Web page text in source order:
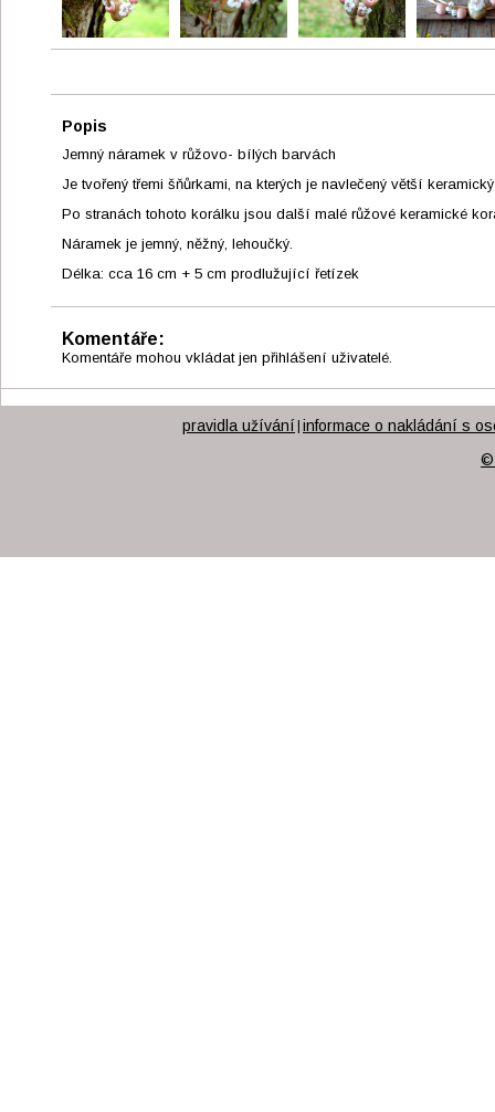
Popis
Jemný náramek v růžovo- bílých barvách
Je tvořený třemi šňůrkami, na kterých je navlečený větší
Po stranách tohoto korálku jsou další malé růžové keramické
Náramek je jemný, něžný, lehoučký.
Délka: cca 16 cm + 5 cm prodlužující řetízek
Komentáře:
Komentáře mohou vkládat jen přihlášení uživatelé.
pravidla užívání | informace o nakládání s
©